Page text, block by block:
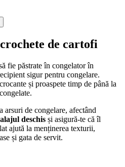
de cartofi
fie păstrate în congelator în
sigur pentru congelare.
și proaspete timp de până la
arsuri de congelare, afectând
deschis și asigură-te că îl
ajută la menținerea texturii,
și gata de servit.